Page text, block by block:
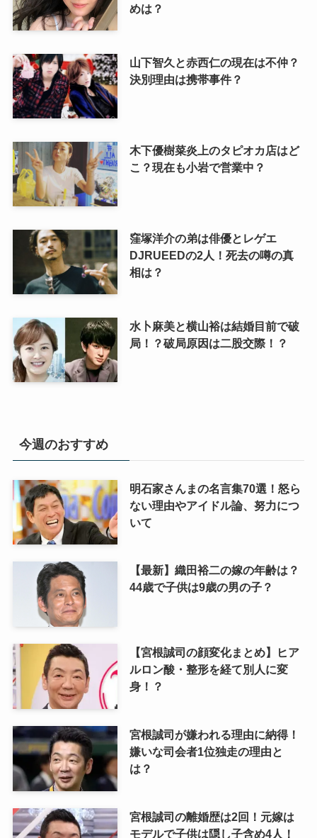
めは？
山下智久と赤西仁の現在は不仲？
決別理由は携帯事件？
木下優樹菜炎上のタピオカ店はど
こ？現在も小岩で営業中？
窪塚洋介の弟は俳優とレゲエ
DJRUEEDの2人！死去の噂の真
相は？
水卜麻美と横山裕は結婚目前で破
局！？破局原因は二股交際！？
今週のおすすめ
明石家さんまの名言集70選！怒ら
ない理由やアイドル論、努力につ
いて
【最新】織田裕二の嫁の年齢は？
44歳で子供は9歳の男の子？
【宮根誠司の顔変化まとめ】ヒア
ルロン酸・整形を経て別人に変
身！？
宮根誠司が嫌われる理由に納得！
嫌いな司会者1位独走の理由と
は？
宮根誠司の離婚歴は2回！元嫁は
モデルで子供は隠し子含め4人！